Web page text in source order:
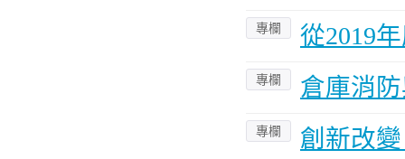
專欄 從2019
專欄 倉庫消
專欄 創新改